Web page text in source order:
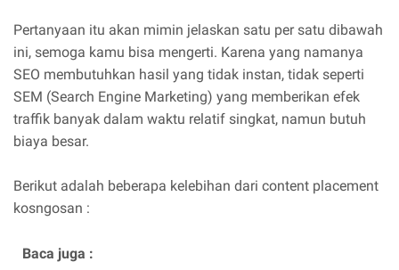
Pertanyaan itu akan mimin jelaskan satu per satu dibawah
ini, semoga kamu bisa mengerti. Karena yang namanya
SEO membutuhkan hasil yang tidak instan, tidak seperti
SEM (Search Engine Marketing) yang memberikan efek
traffik banyak dalam waktu relatif singkat, namun butuh
biaya besar.
Berikut adalah beberapa kelebihan dari content placement
kosngosan :
Baca juga :